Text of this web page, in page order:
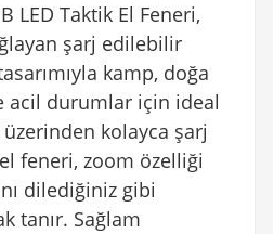
LED Taktik El Feneri,
şarj edilebilir
kamp, doğa
acil durumlar için ideal
kolayca şarj
feneri, zoom özelliği
dilediğiniz gibi
tanır. Sağlam